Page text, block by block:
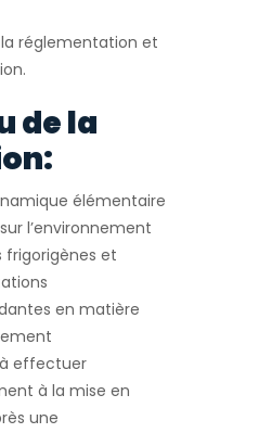
réglementation et
de la
élémentaire
l’environnement
frigorigènes et
en matière
effectuer
à la mise en
une